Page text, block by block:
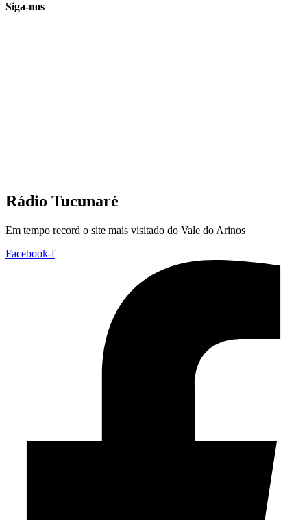
Siga-nos
Rádio Tucunaré
Em tempo record o site mais visitado do Vale do Arinos
Facebook-f